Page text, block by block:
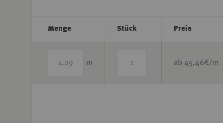
Menge
m
Stück Preis
ab 45,46€/m